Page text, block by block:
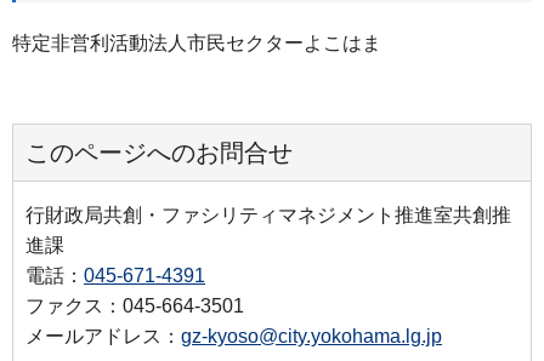
特定非営利活動法人市民セクターよこはま
このページへのお問合せ
行財政局共創・ファシリティマネジメント推進室共創推
進課
電話： 045-671-4391
ファクス：045-664-3501
メールアドレス： gz-kyoso@city.yokohama.lg.jp